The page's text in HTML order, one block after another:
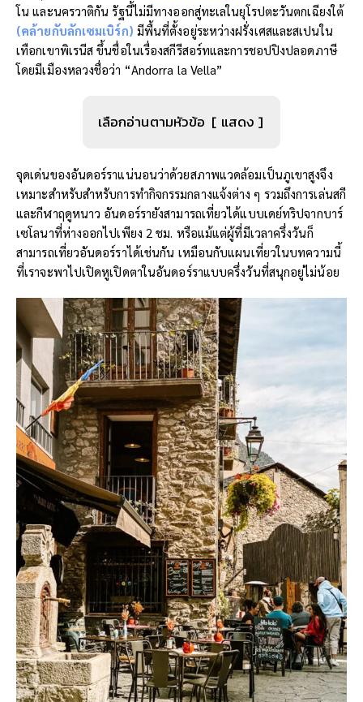
โน และนครวาติกัน รัฐนี้ไม่มีทางออกสู่ทะเลในยุโรปตะวันตกเฉียงใต้
(คล้ายกับลักเซมเบิร์ก) มีพื้นที่ตั้งอยู่ระหว่างฝรั่งเศสและสเปนใน
เทือกเขาพิเรนีส ขึ้นชื่อในเรื่องสกีรีสอร์ทและการชอปปิงปลอดภาษี
โดยมีเมืองหลวงชื่อว่า “Andorra la Vella”
เลือกอ่านตามหัวข้อ แสดง
จุดเด่นของอันดอร์ราแน่นอนว่าด้วยสภาพแวดล้อมเป็นภูเขาสูงจึง
เหมาะสำหรับสำหรับการทำกิจกรรมกลางแจ้งต่าง ๆ รวมถึงการเล่นสกี
และกีฬาฤดูหนาว อันดอร์รายังสามารถเที่ยวได้แบบเดย์ทริปจากบาร์
เซโลนาที่ห่างออกไปเพียง 2 ชม. หรือแม้แต่ผู้ที่มีเวลาครึ่งวันก็
สามารถเที่ยวอันดอร์ราได้เช่นกัน เหมือนกับแผนเที่ยวในบทความนี้
ที่เราจะพาไปเปิดหูเปิดตาในอันดอร์ราแบบครึ่งวันที่สนุกอยู่ไม่น้อย